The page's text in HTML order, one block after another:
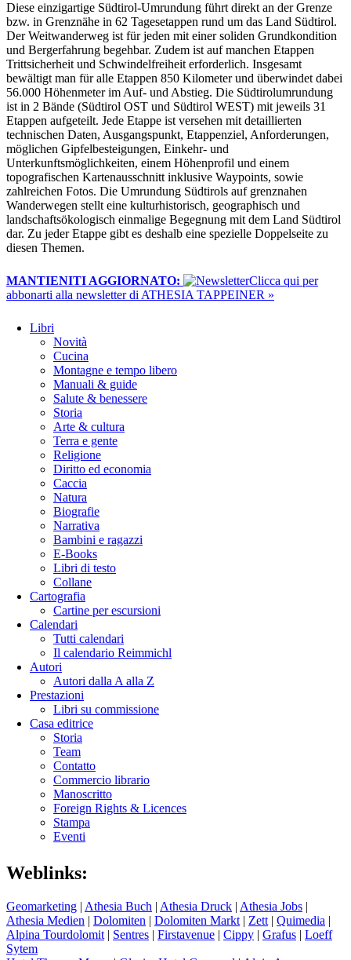
Diese einzigartige Südtirol-Umrundung führt direkt an der Grenze
bzw. in Grenznähe in 62 Tagesetappen rund um das Land Südtirol.
Der Weitwanderweg ist für jeden mit einer soliden Grundkondition
und Bergerfahrung begehbar. Zudem ist auf manchen Etappen
Trittsicherheit und Schwindelfreiheit erforderlich. Insgesamt
bewältigt man für alle Etappen 850 Kilometer und überwindet dabei
56.000 Höhenmeter im Auf- und Abstieg. Die Südtirolumrundung
ist in 2 Bände (Südtirol OST und Südtirol WEST) mit jeweils 31
Etappen aufgeteilt. Jede Etappe ist versehen mit detaillierten
technischen Daten, Ausgangspunkt, Etappenziel, Anforderungen,
möglichen Gipfelbesteigungen, Einkehr- und
Unterkunftsmöglichkeiten, einem Höhenprofil und einem
topografischen Kartenausschnitt inklusive Waypoints, sowie
zahlreichen Fotos. Die Umrundung Südtirols auf grenznahen
Wanderwegen stellt eine kulturhistorisch, geographisch und
landschaftsökologisch einmalige Begegnung mit dem Land Südtirol
dar. Zu jeder Etappe gibt es deshalb eine spezielle Doppelseite zu
diesen Themen.
MANTIENITI AGGIORNATO:
​Clicca qui per
abbonarti alla newsletter di ATHESIA TAPPEINER »
Libri
Novità
Cucina
Montagne e tempo libero
Manuali & guide
Salute & benessere
Storia
Arte & cultura
Terra e gente
Religione
Diritto ed economia
Caccia
Natura
Biografie
Narrativa
Bambini e ragazzi
E-Books
Libri di testo
Collane
Cartografia
Cartine per escursioni
Calendari
Tutti calendari
Il calendario Reimmichl
Autori
Autori dalla A alla Z
Prestazioni
Libri su commissione
Casa editrice
Storia
Team
Contatto
Commercio librario
Manoscritto
Foreign Rights & Licences
Stampa
Eventi
Weblinks:
Geomarketing | Athesia Buch | Athesia Druck | Athesia Jobs |
Athesia Medien | Dolomiten | Dolomiten Markt | Zett | Quimedia |
Alpina Tourdolomit | Sentres | Firstavenue | Cippy | Grafus | Loeff
Sytem